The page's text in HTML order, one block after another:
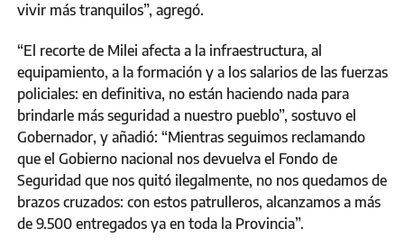
vivir más tranquilos”, agregó.
“El recorte de Milei afecta a la infraestructura, al
equipamiento, a la formación y a los salarios de las fuerzas
policiales: en definitiva, no están haciendo nada para
brindarle más seguridad a nuestro pueblo”, sostuvo el
Gobernador, y añadió: “Mientras seguimos reclamando
que el Gobierno nacional nos devuelva el Fondo de
Seguridad que nos quitó ilegalmente, no nos quedamos de
brazos cruzados: con estos patrulleros, alcanzamos a más
de 9.500 entregados ya en toda la Provincia”.